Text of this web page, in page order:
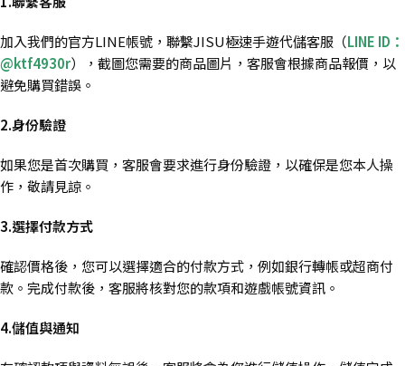
加入我們的官方LINE帳號，聯繫JISU極速手遊代儲客服（LINE ID：
@ktf4930r），截圖您需要的商品圖片，客服會根據商品報價，以
避免購買錯誤。
2.身份驗證
如果您是首次購買，客服會要求進行身份驗證，以確保是您本人操
作，敬請見諒。
3.選擇付款方式
確認價格後，您可以選擇適合的付款方式，例如銀行轉帳或超商付
款。完成付款後，客服將核對您的款項和遊戲帳號資訊。
4.儲值與通知